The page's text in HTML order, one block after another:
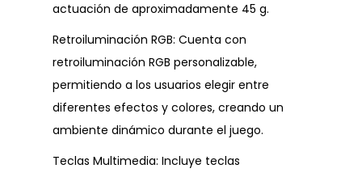
actuación de aproximadamente 45 g.
Retroiluminación RGB: Cuenta con
retroiluminación RGB personalizable,
permitiendo a los usuarios elegir entre
diferentes efectos y colores, creando un
ambiente dinámico durante el juego.
Teclas Multimedia: Incluye teclas